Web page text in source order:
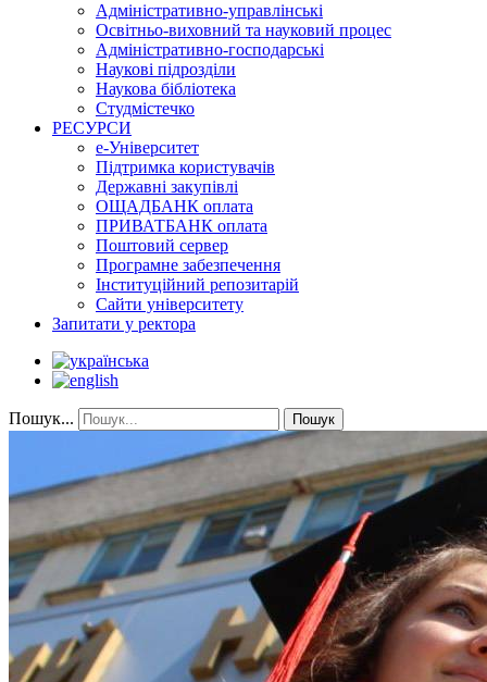
Адміністративно-управлінські
Освітньо-виховний та науковий процес
Адміністративно-господарські
Наукові підрозділи
Наукова бібліотека
Студмістечко
РЕСУРСИ
е-Університет
Підтримка користувачів
Державні закупівлі
ОЩАДБАНК оплата
ПРИВАТБАНК оплата
Поштовий сервер
Програмне забезпечення
Інституційний репозитарій
Сайти університету
Запитати у ректора
Пошук... Пошук